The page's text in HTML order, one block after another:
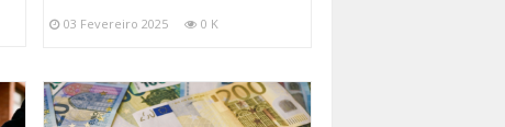
03 Fevereiro 2025 0 K